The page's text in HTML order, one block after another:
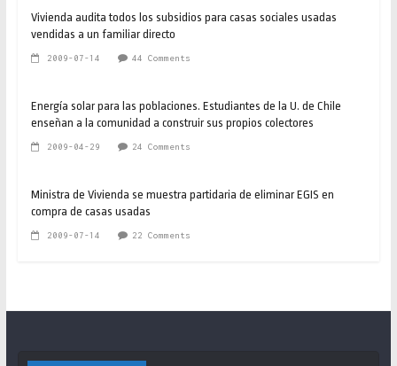
Vivienda audita todos los subsidios para casas sociales usadas
vendidas a un familiar directo
2009-07-14 44 Comments
Energía solar para las poblaciones. Estudiantes de la U. de Chile
enseñan a la comunidad a construir sus propios colectores
2009-04-29 24 Comments
Ministra de Vivienda se muestra partidaria de eliminar EGIS en
compra de casas usadas
2009-07-14 22 Comments